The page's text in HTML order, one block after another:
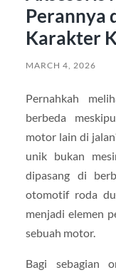
Perannya
Karakter
MARCH 4, 2026
Pernahkah
berbeda
motor lain di
unik bukan
dipasang di
otomotif roda
menjadi elemen
sebuah motor.
Bagi sebagian